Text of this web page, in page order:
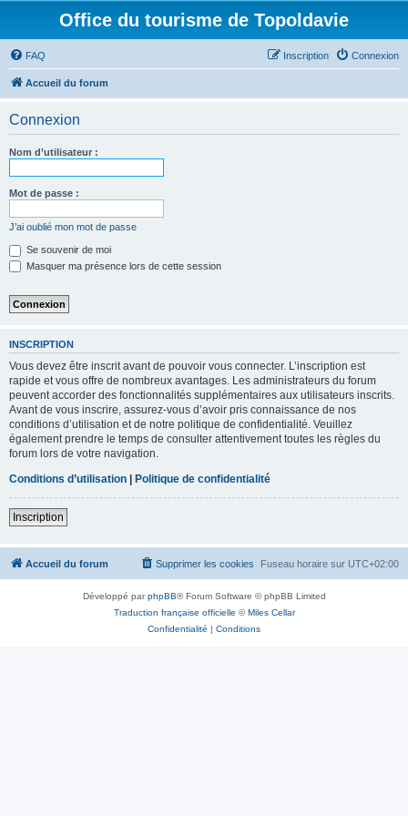
Office du tourisme de Topoldavie
FAQ Connexion
Inscription
Accueil du forum
Connexion
Nom d’utilisateur :
Mot de passe :
J’ai oublié mon mot de passe
Se souvenir de moi
Masquer ma présence lors de cette session
INSCRIPTION
Vous devez être inscrit avant de pouvoir vous connecter. L’inscription est
rapide et vous offre de nombreux avantages. Les administrateurs du forum
peuvent accorder des fonctionnalités supplémentaires aux utilisateurs inscrits.
Avant de vous inscrire, assurez-vous d’avoir pris connaissance de nos
conditions d’utilisation et de notre politique de confidentialité. Veuillez
également prendre le temps de consulter attentivement toutes les règles du
forum lors de votre navigation.
Conditions d’utilisation | Politique de confidentialité
Inscription
Accueil du forum Fuseau horaire sur UTC+02:00
Supprimer les cookies
Développé parphpBB® Forum Software © phpBB Limited
Traduction française officielle ©Miles Cellar
Confidentialité | Conditions